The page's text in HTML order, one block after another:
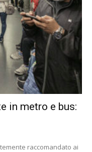
in metro e bus:
raccomandato ai